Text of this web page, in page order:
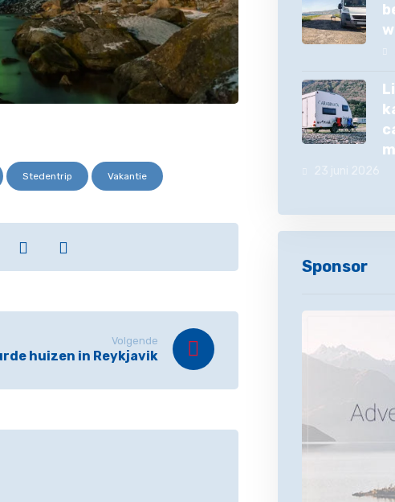
Stedentrip Vakantie
Volgende
huizen in Reykjavik
Sponsor